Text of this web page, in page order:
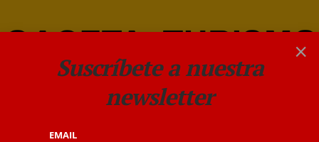
×
Suscríbete a nuestra
newsletter
EMAIL